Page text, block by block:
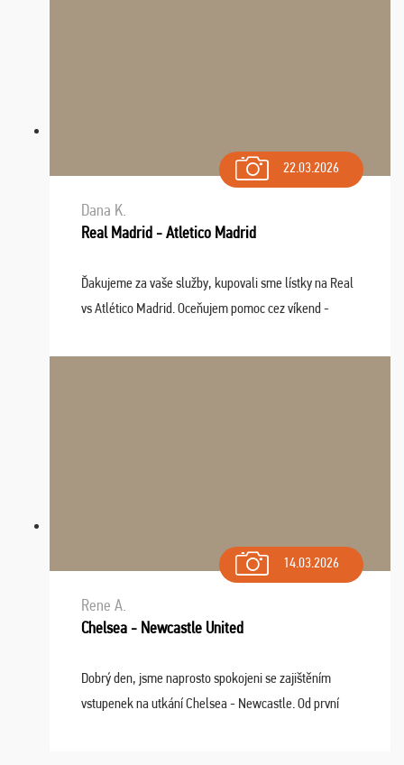
22.03.2026
Dana K.
Real Madrid - Atletico Madrid
Ďakujeme za vaše služby, kupovali sme lístky na Real
vs Atlético Madrid. Oceňujem pomoc cez víkend -
spokojnosti. Sedenie bolo dobré, štadión Barnabéu ...
14.03.2026
Rene A.
Chelsea - Newcastle United
Dobrý den, jsme naprosto spokojeni se zajištěním
vstupenek na utkání Chelsea - Newcastle. Od první